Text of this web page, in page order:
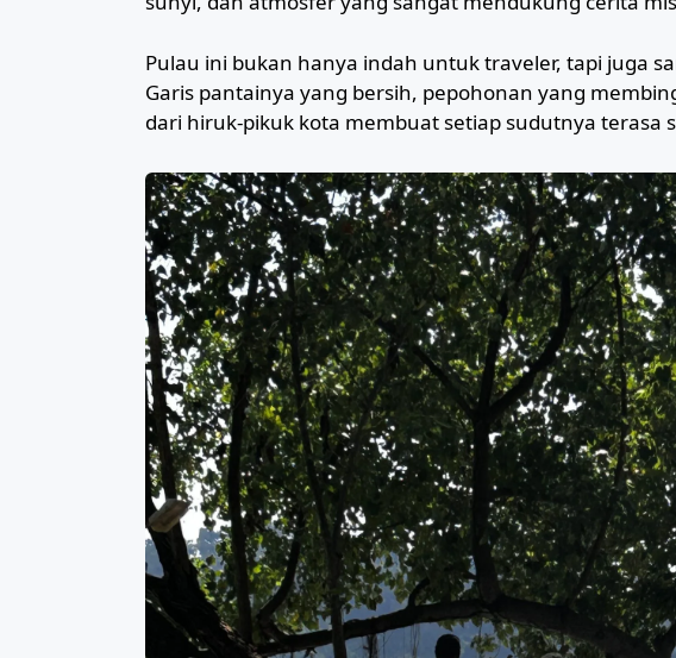
Pulau ini bukan hanya indah untuk traveler, tapi juga
Garis pantainya yang bersih, pepohonan yang
dari hiruk-pikuk kota membuat setiap sudutnya terasa